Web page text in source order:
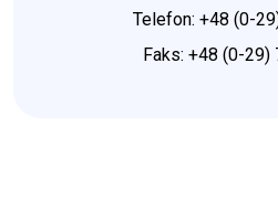
Telefon: +48 (0-
Faks: +48 (0-29)